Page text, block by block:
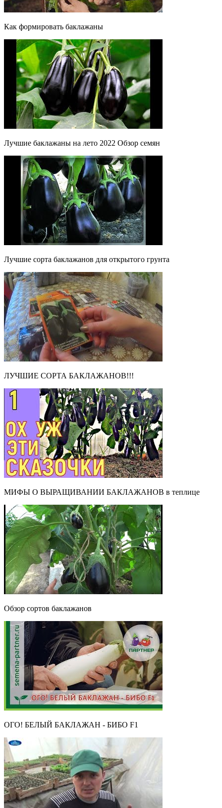
Как формировать баклажаны
Лучшие баклажаны на лето 2022 Обзор семян
Лучшие сорта баклажанов для открытого грунта
ЛУЧШИЕ СОРТА БАКЛАЖАНОВ!!!
МИФЫ О ВЫРАЩИВАНИИ БАКЛАЖАНОВ в теплице
Обзор сортов баклажанов
ОГО! БЕЛЫЙ БАКЛАЖАН - БИБО F1